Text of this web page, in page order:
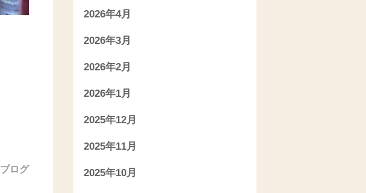
ブログ
2026年4月
2026年3月
2026年2月
2026年1月
2025年12月
2025年11月
2025年10月